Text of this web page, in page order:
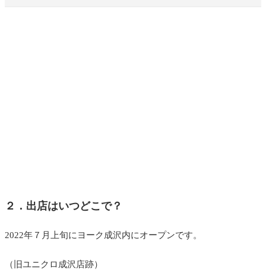
２．出店はいつどこで？
2022年７月上旬にヨーク成沢内にオープンです。
（旧ユニクロ成沢店跡）